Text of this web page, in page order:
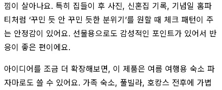
낌이 살아나요. 특히 집들이 후 사진, 신혼집 기록, 기념일 홈파
티처럼 ‘꾸민 듯 안 꾸민 듯한 분위기’를 원할 때 체크 패턴이 주
는 안정감이 있어요. 선물용으로도 감성적인 포인트가 있어서 반
응이 좋은 편이에요.
아이디어를 조금 더 확장해보면, 이 제품은 여름 여행용 숙소 파
자마로도 쓸 수 있어요. 가족 숙소, 풀빌라, 호캉스 전후에 가볍